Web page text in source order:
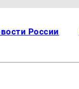
России